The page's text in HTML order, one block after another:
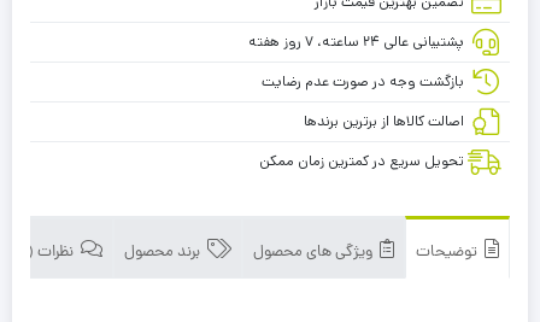
پشتیبانی عالی ۲۴ ساعته، ۷ روز هفته
بازگشت وجه در صورت عدم رضایت
اصالت کالاها از برترین برندها
تحویل سریع در کمترین زمان ممکن
توضیحات ویژگی های محصول برند محصول نظرات (0)